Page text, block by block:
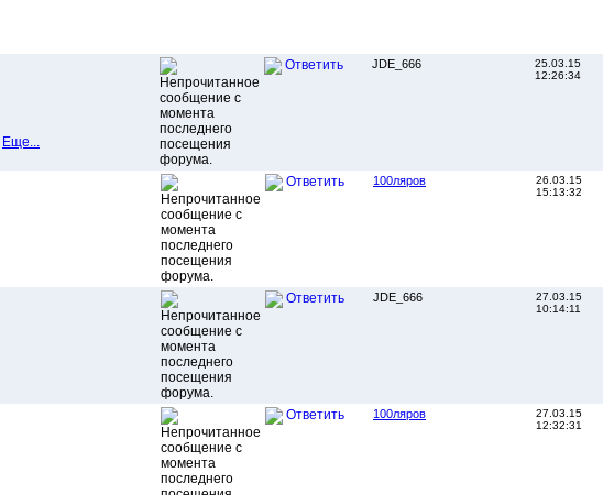
Еще...
Ответить JDE_666
25.03.15
12:26:34
Ответить 100ляров
26.03.15
15:13:32
Ответить JDE_666
27.03.15
10:14:11
Ответить 100ляров
27.03.15
12:32:31